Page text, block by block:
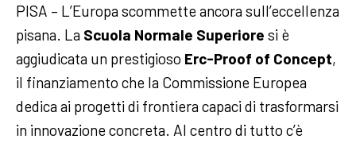
PISA – L’Europa scommette ancora sull’eccellenza
pisana. La Scuola Normale Superiore si è
aggiudicata un prestigioso Erc-Proof of Concept,
il finanziamento che la Commissione Europea
dedica ai progetti di frontiera capaci di trasformarsi
in innovazione concreta. Al centro di tutto c’è